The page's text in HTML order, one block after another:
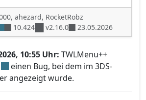
ahezard, RocketRobz
10.424 v2.16.0 23.05.2026
10:55 Uhr: TWLMenu++
einen Bug, bei dem im 3DS-
angezeigt wurde.